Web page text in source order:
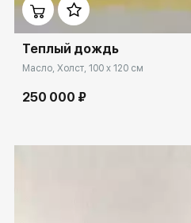
Теплый дождь
Масло, Холст, 100 x 120 см
250 000 ₽